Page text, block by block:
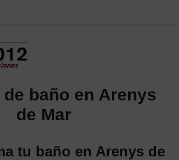
de baño en Arenys
de Mar
tu baño en Arenys de